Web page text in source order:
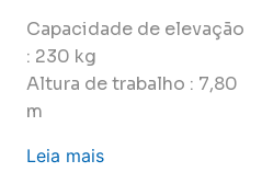
Capacidade de elevação
: 230 kg
Altura de trabalho : 7,80
m
Leia mais